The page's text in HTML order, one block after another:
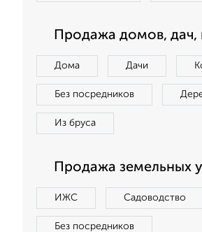
Продажа домов, дач,
Дома Дачи
Без посредников
Из бруса
Продажа земельных
ИЖС Садоводство
Без посредников